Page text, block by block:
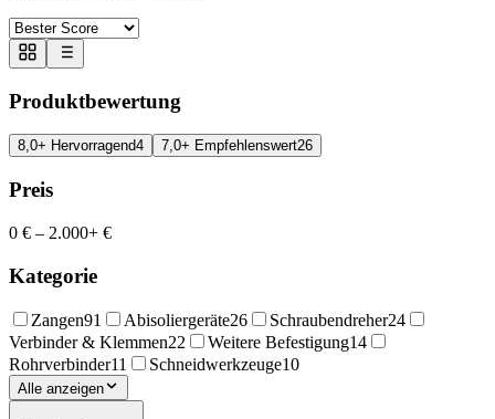
Produktbewertung
8,0+ Hervorragend4 7,0+ Empfehlenswert26
Preis
0 € – 2.000+ €
Kategorie
Zangen91 Abisoliergeräte26 Schraubendreher24
Verbinder & Klemmen22 Weitere Befestigung14
Rohrverbinder11 Schneidwerkzeuge10
Alle anzeigen